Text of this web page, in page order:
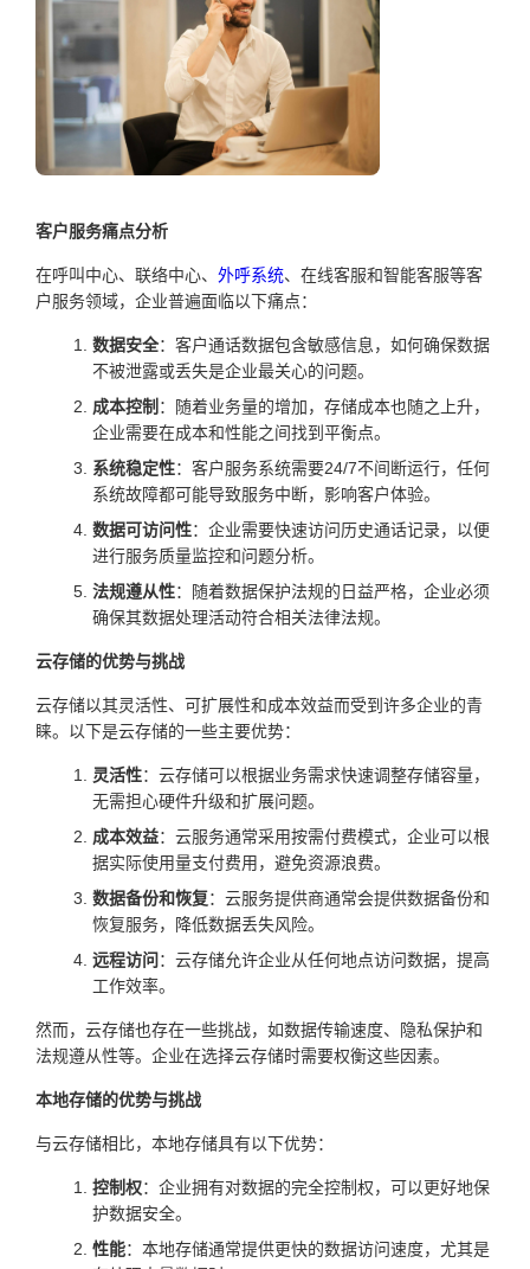
客户服务痛点分析
在呼叫中心、联络中心、 外呼系统、在线客服和智能客服等客
户服务领域，企业普遍面临以下痛点：
数据安全：客户通话数据包含敏感信息，如何确保数据
不被泄露或丢失是企业最关心的问题。
成本控制 ：随着业务量的增加，存储成本也随之上升，
企业需要在成本和性能之间找到平衡点。
系统稳定性：客户服务系统需要24/7不间断运行，任何
系统故障都可能导致服务中断，影响客户体验。
数据可访问性：企业需要快速访问历史通话记录，以便
进行服务质量监控和问题分析。
法规遵从性：随着数据保护法规的日益严格，企业必须
确保其数据处理活动符合相关法律法规。
云存储的优势与挑战
云存储以其灵活性、可扩展性和成本效益而受到许多企业的青
睐。以下是云存储的一些主要优势：
灵活性：云存储可以根据业务需求快速调整存储容量，
无需担心硬件升级和扩展问题。
成本效益：云服务通常采用按需付费模式，企业可以根
据实际使用量支付费用，避免资源浪费。
数据备份和恢复：云服务提供商通常会提供数据备份和
恢复服务，降低数据丢失风险。
远程访问 ：云存储允许企业从任何地点访问数据，提高
工作效率。
然而，云存储也存在一些挑战，如数据传输速度、隐私保护和
法规遵从性等。企业在选择云存储时需要权衡这些因素。
本地存储的优势与挑战
与云存储相比，本地存储具有以下优势：
控制权：企业拥有对数据的完全控制权，可以更好地保
护数据安全。
性能：本地存储通常提供更快的数据访问速度，尤其是